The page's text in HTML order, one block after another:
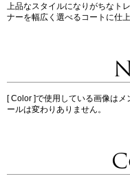
上品なスタイルになりがちなト
ナーを幅広く選べるコートに仕上
[ Color ]で使用している画像は
ールは変わりありません。